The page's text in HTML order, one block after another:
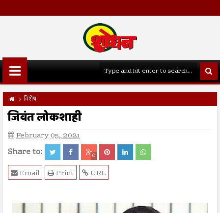
विशेष
जिवंत लोकशाही
February 05, 2021
Share to: 0
URL
Print
Email